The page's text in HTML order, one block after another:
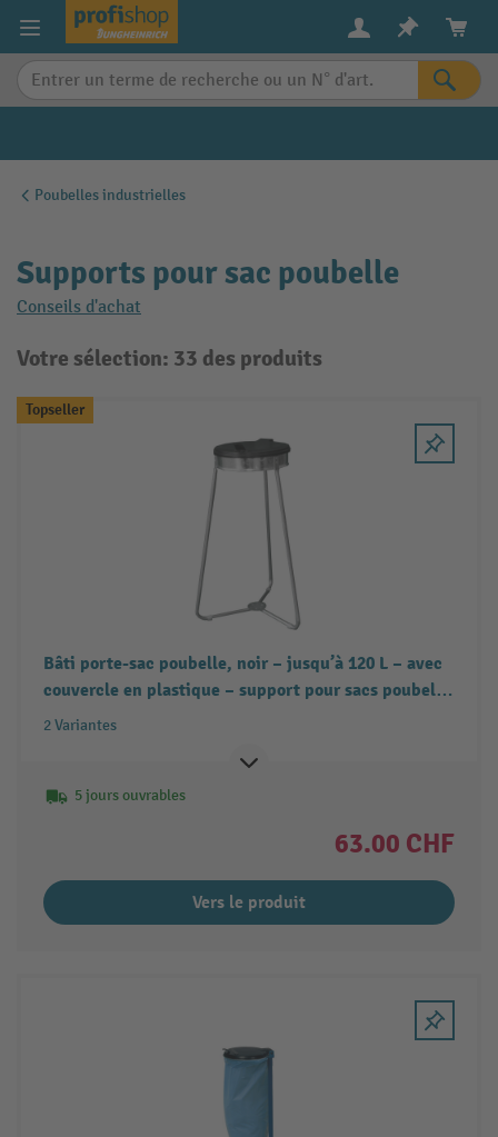
content
Poubelles industrielles
Supports pour sac poubelle
Conseils d'achat
Votre sélection: 33 des produits
Topseller
Bâti porte-sac poubelle, noir – jusqu’à 120 L – avec
couvercle en plastique – support pour sacs poubelle
pour sacs bleus, etc. – Bâti à trois pieds en métal –
2 Variantes
5 jours ouvrables
63.00 CHF
Vers le produit